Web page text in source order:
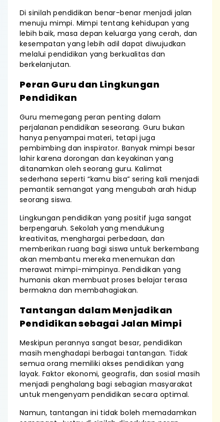
Di sinilah pendidikan benar-benar menjadi jalan
menuju mimpi. Mimpi tentang kehidupan yang
lebih baik, masa depan keluarga yang cerah, dan
kesempatan yang lebih adil dapat diwujudkan
melalui pendidikan yang berkualitas dan
berkelanjutan.
Peran Guru dan Lingkungan
Pendidikan
Guru memegang peran penting dalam
perjalanan pendidikan seseorang. Guru bukan
hanya penyampai materi, tetapi juga
pembimbing dan inspirator. Banyak mimpi besar
lahir karena dorongan dan keyakinan yang
ditanamkan oleh seorang guru. Kalimat
sederhana seperti “kamu bisa” sering kali menjadi
pemantik semangat yang mengubah arah hidup
seorang siswa.
Lingkungan pendidikan yang positif juga sangat
berpengaruh. Sekolah yang mendukung
kreativitas, menghargai perbedaan, dan
memberikan ruang bagi siswa untuk berkembang
akan membantu mereka menemukan dan
merawat mimpi-mimpinya. Pendidikan yang
humanis akan membuat proses belajar terasa
bermakna dan membahagiakan.
Tantangan dalam Menjadikan
Pendidikan sebagai Jalan Mimpi
Meskipun perannya sangat besar, pendidikan
masih menghadapi berbagai tantangan. Tidak
semua orang memiliki akses pendidikan yang
layak. Faktor ekonomi, geografis, dan sosial masih
menjadi penghalang bagi sebagian masyarakat
untuk mengenyam pendidikan secara optimal.
Namun, tantangan ini tidak boleh memadamkan